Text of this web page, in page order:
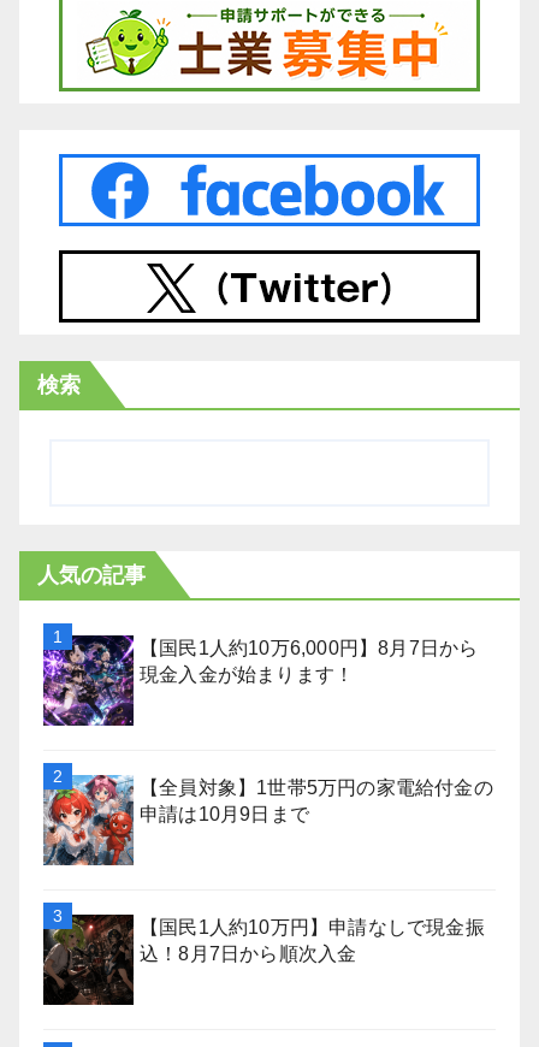
検索
人気の記事
【国民1人約10万6,000円】8月7日から
現金入金が始まります！
【全員対象】1世帯5万円の家電給付金の
申請は10月9日まで
【国民1人約10万円】申請なしで現金振
込！8月7日から順次入金